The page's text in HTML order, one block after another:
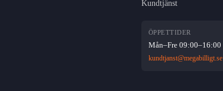
Kundtjänst
ÖPPETTIDER
Mån–Fre 09:00–16:00
kundtjanst@megabilligt.se